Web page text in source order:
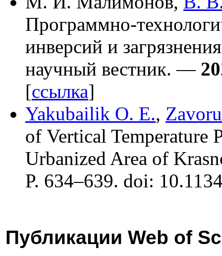
Программно-
инверсий и
научный вестник. —
[ссылка]
Yakubailik O. E.,
of Vertical Temperature
Urbanized Area of
P. 634–639. doi:
Публикации Web of